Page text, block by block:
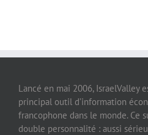
Lancé en mai 2006, IsraelValley
principal outil d’information
francophone dans le monde. Ce
double personnalité : aussi